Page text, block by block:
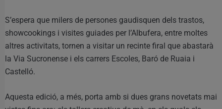
S’espera que milers de persones gaudisquen dels trastos,
showcookings i visites guiades per l’Albufera, entre moltes
altres activitats, tornen a visitar un recinte firal que abastarà
la Via Sucronense i els carrers Escoles, Baró de Ruaia i
Castelló.
Aquesta edició, a més, porta amb si dues grans novetats mai